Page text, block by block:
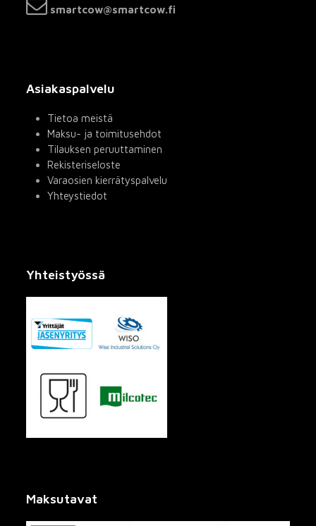
smartcow@smartcow.fi
Asiakaspalvelu
Tietoa meistä
Maksu- ja toimitusehdot
Tilauksen peruuttaminen
Rekisteriseloste
Varaosien kierrätyspalvelu
Yhteystiedot
Yhteistyössä
Maksutavat